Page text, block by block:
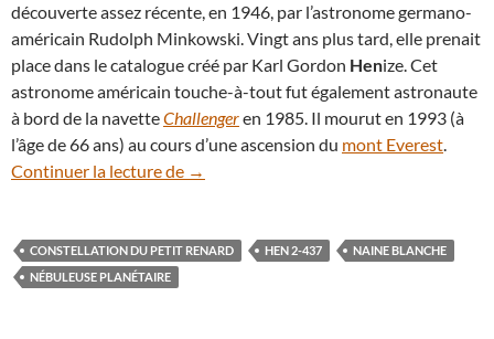
découverte assez récente, en 1946, par l’astronome germano-
américain Rudolph Minkowski. Vingt ans plus tard, elle prenait
place dans le catalogue créé par Karl Gordon Henize. Cet
astronome américain touche-à-tout fut également astronaute
à bord de la navetteChallengeren 1985. Il mourut en 1993 (à
l’âge de 66 ans) au cours d’une ascension du mont Everest.
Continuer la lecture de Hen 2-437, une libellule cosmique au
→
CONSTELLATION DU PETIT RENARD HEN 2-437
NAINE BLANCHE
NÉBULEUSE PLANÉTAIRE